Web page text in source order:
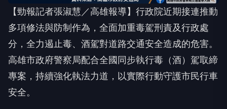
【勁報記者張淑慧／高雄報導】行政院近期接連推動
多項修法與防制作為，全面加重毒駕刑責及行政處
分，全力遏止毒、酒駕對道路交通安全造成的危害。
高雄市政府警察局配合全國同步執行毒（酒）駕取締
專案，持續強化執法力道，以實際行動守護市民行車
安全。